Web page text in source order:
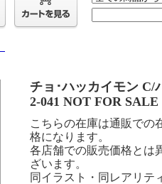
チョ･ハッカイモン C/
2-041 NOT FOR SALE
こちらの在庫は通販での
格になります。
各店舗での販売価格とは
ざいます。
同イラスト・同レアリテ